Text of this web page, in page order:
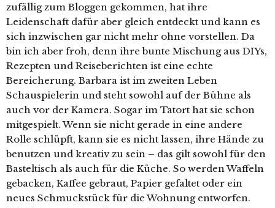
zufällig zum Bloggen gekommen, hat ihre
Leidenschaft dafür aber gleich entdeckt und kann es
sich inzwischen gar nicht mehr ohne vorstellen. Da
bin ich aber froh, denn ihre bunte Mischung aus DIYs,
Rezepten und Reiseberichten ist eine echte
Bereicherung. Barbara ist im zweiten Leben
Schauspielerin und steht sowohl auf der Bühne als
auch vor der Kamera. Sogar im Tatort hat sie schon
mitgespielt. Wenn sie nicht gerade in eine andere
Rolle schlüpft, kann sie es nicht lassen, ihre Hände zu
benutzen und kreativ zu sein – das gilt sowohl für den
Basteltisch als auch für die Küche. So werden Waffeln
gebacken, Kaffee gebraut, Papier gefaltet oder ein
neues Schmuckstück für die Wohnung entworfen.